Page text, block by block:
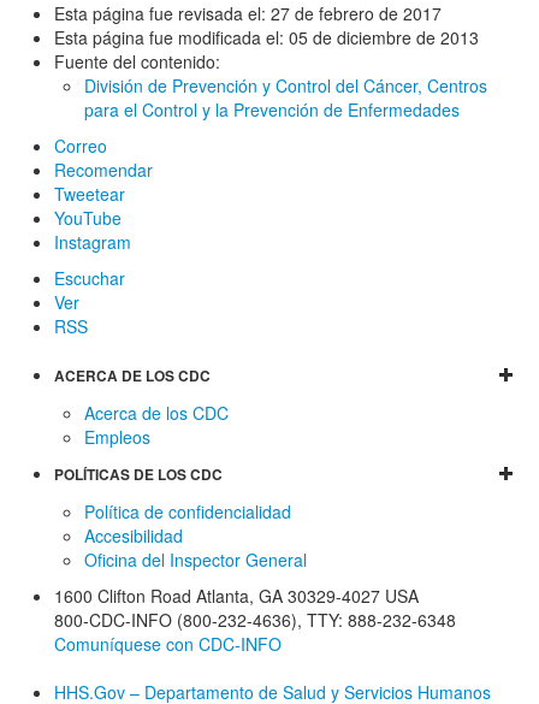
Esta página fue revisada el: 27 de febrero de 2017
Esta página fue modificada el: 05 de diciembre de 2013
Fuente del contenido:
División de Prevención y Control del Cáncer, Centros
para el Control y la Prevención de Enfermedades
Correo
Recomendar
Tweetear
YouTube
Instagram
Escuchar
Ver
RSS
ACERCA DE LOS CDC
Acerca de los CDC
Empleos
POLÍTICAS DE LOS CDC
Política de confidencialidad
Accesibilidad
Oficina del Inspector General
1600 Clifton Road Atlanta, GA 30329-4027 USA
800-CDC-INFO (800-232-4636), TTY: 888-232-6348
Comuníquese con CDC-INFO
HHS.Gov – Departamento de Salud y Servicios Humanos